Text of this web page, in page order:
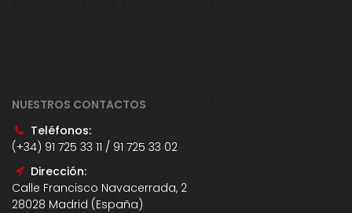
NUESTROS CONTACTOS
Teléfonos:
(+34) 91 725 33 11 / 91 725 33 02
Dirección:
Calle Francisco Navacerrada, 2
28028 Madrid (España)